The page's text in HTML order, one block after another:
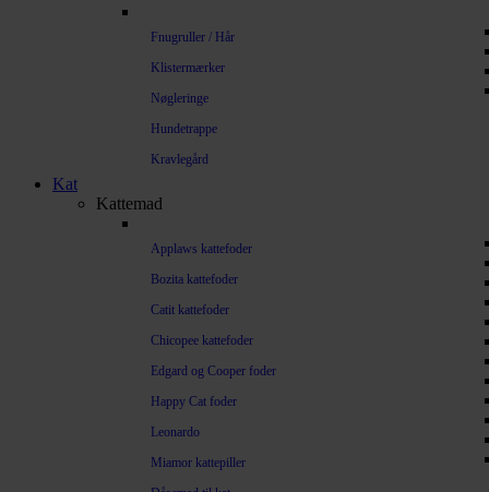
Fnugruller / Hår
Klistermærker
Nøgleringe
Hundetrappe
Kravlegård
Kat
Kattemad
Applaws kattefoder
Bozita kattefoder
Catit kattefoder
Chicopee kattefoder
Edgard og Cooper foder
Happy Cat foder
Leonardo
Miamor kattepiller